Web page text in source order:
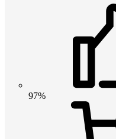
97%